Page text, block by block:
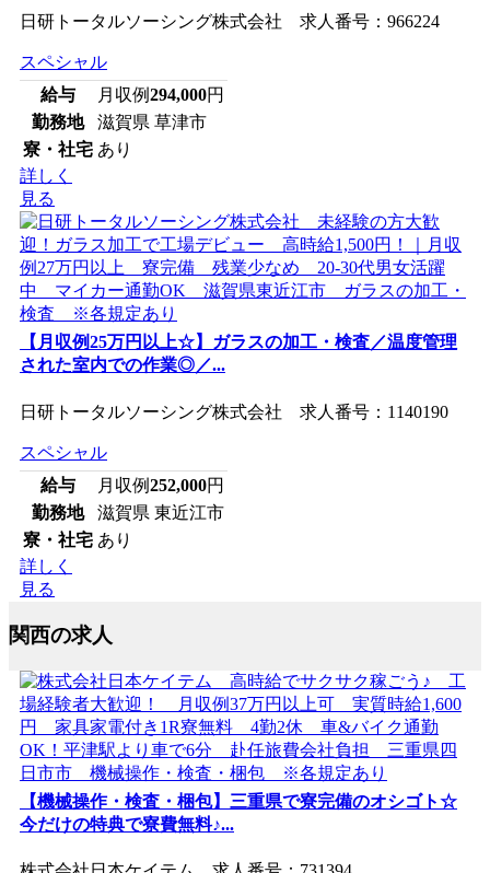
日研トータルソーシング株式会社 求人番号：966224
スペシャル
給与
月収例294,000円
勤務地
滋賀県 草津市
寮・社宅 あり
詳しく
見る
【月収例25万円以上☆】ガラスの加工・検査／温度管理
された室内での作業◎／...
日研トータルソーシング株式会社 求人番号：1140190
スペシャル
給与
月収例252,000円
勤務地
滋賀県 東近江市
寮・社宅 あり
詳しく
見る
関西の求人
【機械操作・検査・梱包】三重県で寮完備のオシゴト☆
今だけの特典で寮費無料♪...